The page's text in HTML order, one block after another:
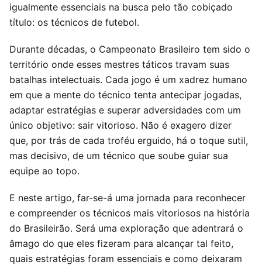
igualmente essenciais na busca pelo tão cobiçado
título: os técnicos de futebol.
Durante décadas, o Campeonato Brasileiro tem sido o
território onde esses mestres táticos travam suas
batalhas intelectuais. Cada jogo é um xadrez humano
em que a mente do técnico tenta antecipar jogadas,
adaptar estratégias e superar adversidades com um
único objetivo: sair vitorioso. Não é exagero dizer
que, por trás de cada troféu erguido, há o toque sutil,
mas decisivo, de um técnico que soube guiar sua
equipe ao topo.
E neste artigo, far-se-á uma jornada para reconhecer
e compreender os técnicos mais vitoriosos na história
do Brasileirão. Será uma exploração que adentrará o
âmago do que eles fizeram para alcançar tal feito,
quais estratégias foram essenciais e como deixaram